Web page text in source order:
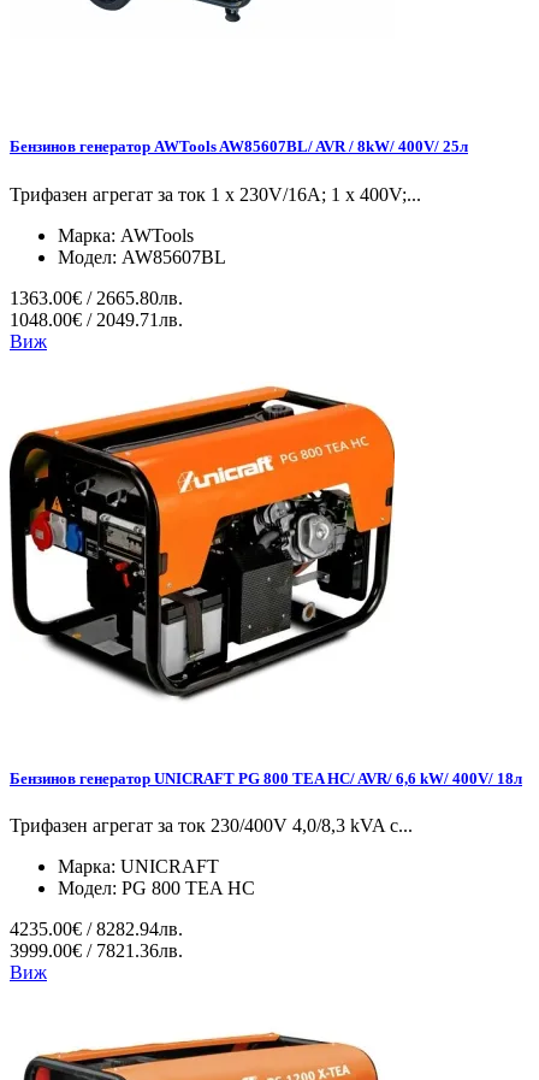
Бензинов генератор AWTools AW85607BL/ AVR / 8kW/ 400V/ 25л
Трифазен агрегат за ток 1 x 230V/16A; 1 x 400V;...
Марка: AWTools
Модел: AW85607BL
1363.00€ / 2665.80лв.
1048.00€ / 2049.71лв.
Виж
Бензинов генератор UNICRAFT PG 800 TEA HC/ AVR/ 6,6 kW/ 400V/ 18л
Трифазен агрегат за ток 230/400V 4,0/8,3 kVA с...
Марка: UNICRAFT
Модел: PG 800 TEA HC
4235.00€ / 8282.94лв.
3999.00€ / 7821.36лв.
Виж